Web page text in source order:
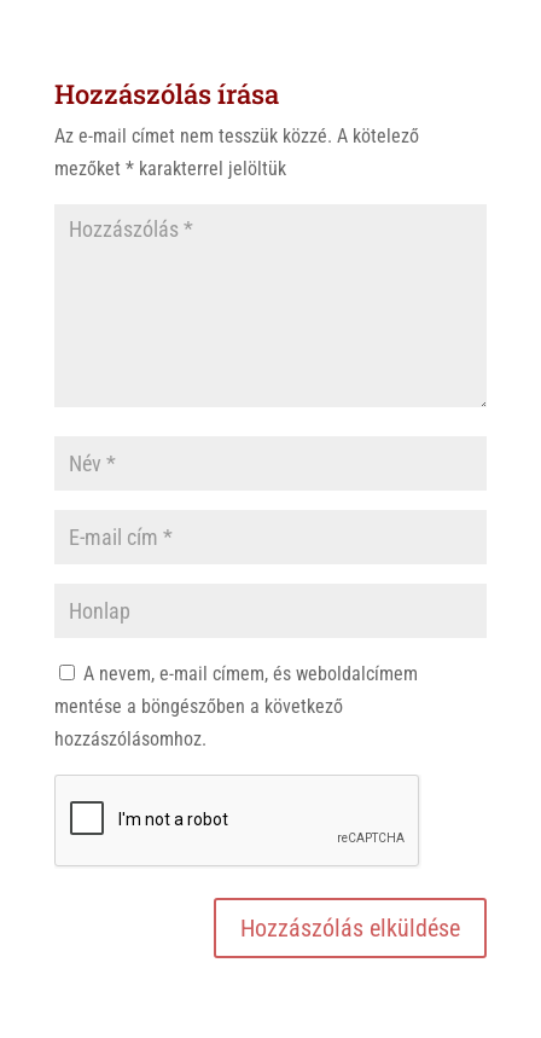
A
p
o
k
Hozzászólás írása
Az e-mail címet nem tesszük közzé. A kötelező
mezőket *karakterrel jelöltük
A nevem, e-mail címem, és weboldalcímem
mentése a böngészőben a következő
hozzászólásomhoz.